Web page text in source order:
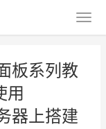
板系列教
用
器上搭建